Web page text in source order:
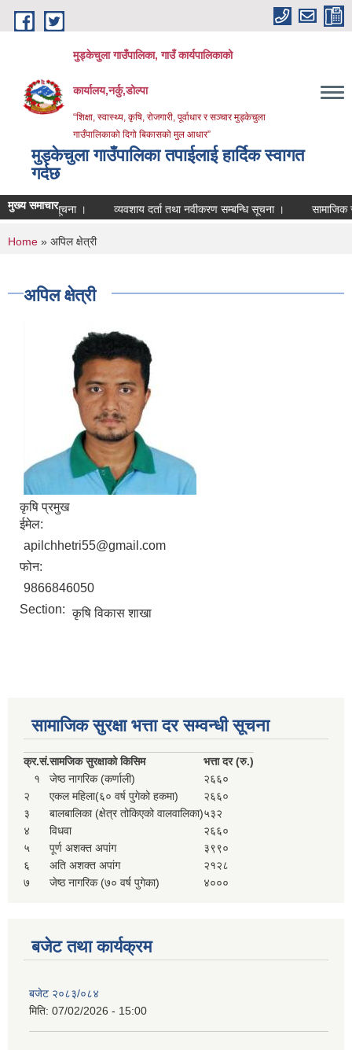
Skip to main content
मुड्केचुला गाउँपालिका, गाउँ कार्यपालिकाको
कार्यालय,नर्कु,डोल्पा
“शिक्षा, स्वास्थ्य, कृषि, रोजगारी, पूर्वाधार र सञ्चार मुड्केचुला
गाउँपालिकाको दिगो बिकासको मुल आधार”
मुड्केचुला गाउँपालिका तपाईलाई हार्दिक स्वागत
गर्दछ
मुख्य समाचार
सूचना । व्यवशाय दर्ता तथा नवीकरण सम्बन्धि सूचना । सामाजिक सुरक्षा
You are here
Home » अपिल क्षेत्री
अपिल क्षेत्री
कृषि प्रमुख
ईमेल:
apilchhetri55@gmail.com
फोन:
9866846050
Section: कृषि विकास शाखा
सामाजिक सुरक्षा भत्ता दर सम्वन्धी सूचना
क्र.सं.सामजिक सुरक्षाको किसिम
भत्ता दर (रु.)
१
जेष्ठ नागरिक (कर्णाली)
२६६०
२
एकल महिला(६० वर्ष पुगेको हकमा)
२६६०
३
बालबालिका (क्षेत्र तोकिएको वालवालिका)५३२
४
विधवा
२६६०
५
पूर्ण अशक्त अपांग
३९९०
६
अति अशक्त अपांग
२१२८
७
जेष्ठ नागरिक (७० वर्ष पुगेका) ४०००
बजेट तथा कार्यक्रम
बजेट २०८३/०८४
मिति: 07/02/2026 - 15:00